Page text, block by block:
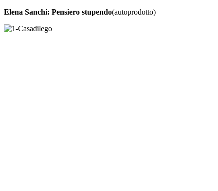
Elena Sanchi: Pensiero stupendo(autoprodotto)